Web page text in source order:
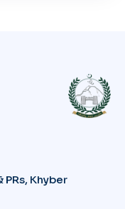
Khyber